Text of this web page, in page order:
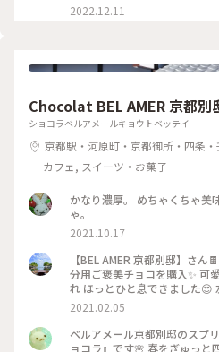
金沢 #私のことりっぷ旅 #レト
2022.12.11
Chocolat BEL AMER 京都別
ショコラベルアメールキョウトベッテイ
京都駅・河原町・京都御所・四条・
カフェ, スイーツ・お菓子
かなり濃厚。 めちゃくちゃ美
ゃ。
2021.10.17
【BEL AMER 京都別邸】さん🍫 バレンタインということで 自
分用ご褒美チョコを購入✨ 可
れ ほっとひと息できました😍 左側のスティックショコラは キ
ャラメルやルビーチョコ、 右
抹茶や宮崎県産日向夏 愛媛県産ほうじ茶
言っても たくさんの味を楽しめる✨ パッケージや
とても可愛いので ご褒美チョ
2021.02.05
ベルアメール京都別邸のスプ
ョコラ』です🌸 春をぎゅっと四角く固めたようなボックス